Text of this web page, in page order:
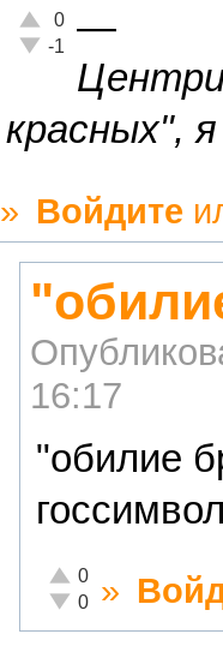
Отлично!
0
Неадекватно!
-1
—
красных",
» Войдите
16:17
"обилие
Отлично!
0
Неадекватно!
0 »